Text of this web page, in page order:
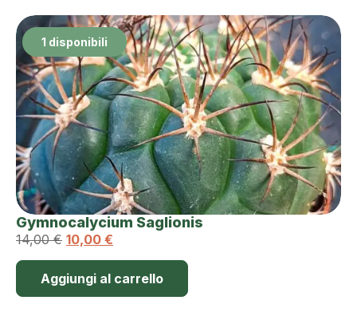
1 disponibili
Gymnocalycium Saglionis
14,00€ 10,00 €
Aggiungi al carrello